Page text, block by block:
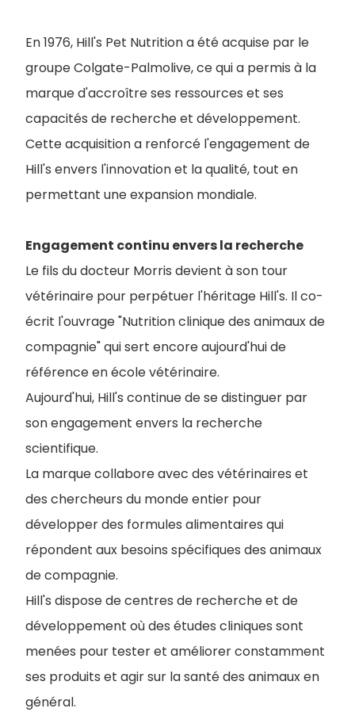
En 1976, Hill's Pet Nutrition a été acquise par le
groupe Colgate-Palmolive, ce qui a permis à la
marque d'accroître ses ressources et ses
capacités de recherche et développement.
Cette acquisition a renforcé l'engagement de
Hill's envers l'innovation et la qualité, tout en
permettant une expansion mondiale.
Engagement continu envers la recherche
Le fils du docteur Morris devient à son tour
vétérinaire pour perpétuer l'héritage Hill's. Il co-
écrit l'ouvrage "Nutrition clinique des animaux de
compagnie" qui sert encore aujourd'hui de
référence en école vétérinaire.
Aujourd'hui, Hill's continue de se distinguer par
son engagement envers la recherche
scientifique.
La marque collabore avec des vétérinaires et
des chercheurs du monde entier pour
développer des formules alimentaires qui
répondent aux besoins spécifiques des animaux
de compagnie.
Hill's dispose de centres de recherche et de
développement où des études cliniques sont
menées pour tester et améliorer constamment
ses produits et agir sur la santé des animaux en
général.